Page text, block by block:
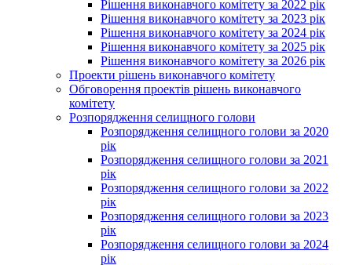
Рішення виконавчого комітету за 2022 рік
Рішення виконавчого комітету за 2023 рік
Рішення виконавчого комітету за 2024 рік
Рішення виконавчого комітету за 2025 рік
Рішення виконавчого комітету за 2026 рік
Проекти рішень виконавчого комітету
Обговорення проектів рішень виконавчого
комітету
Розпорядження селищного голови
Розпорядження селищного голови за 2020
рік
Розпорядження селищного голови за 2021
рік
Розпорядження селищного голови за 2022
рік
Розпорядження селищного голови за 2023
рік
Розпорядження селищного голови за 2024
рік